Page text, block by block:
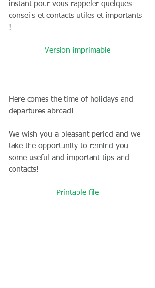
instant pour vous rappeler quelques
conseils et contacts utiles et importants
!
Version imprimable
Here comes the time of holidays and
departures abroad!
We wish you a pleasant period and we
take the opportunity to remind you
some useful and important tips and
contacts!
Printable file